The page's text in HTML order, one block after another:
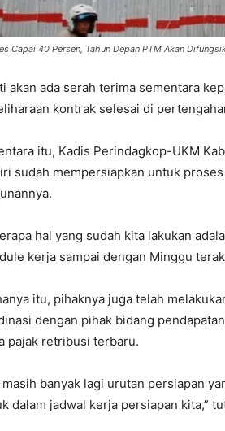
Capai 40 Persen, Tahun Depan PTM Akan
akan ada serah terima sementara
kontrak selesai di
itu, Kadis Perindagkop-UKM
sudah mempersiapkan untuk
hal yang sudah kita lakukan
kerja sampai dengan Minggu
itu, pihaknya juga telah
dengan pihak bidang
pajak retribusi terbaru.
masih banyak lagi urutan persiapan
dalam jadwal kerja persiapan kita,”